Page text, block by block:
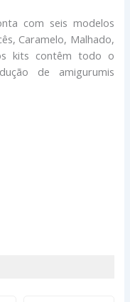
com seis modelos
Caramelo, Malhado,
kits contêm todo o
de amigurumis